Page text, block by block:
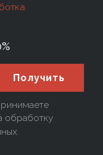
Получить
обработку